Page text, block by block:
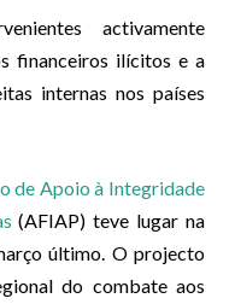
activamente
financeiros ilícitos e a
internas nos países
de Apoio à Integridade
(AFIAP) teve lugar na
último. O projecto
do combate aos